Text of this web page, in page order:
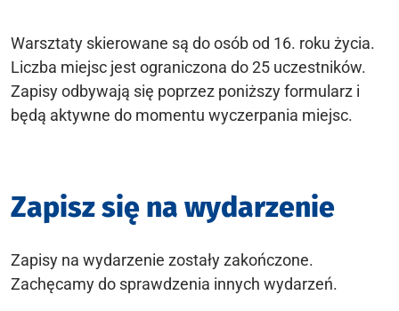
Warsztaty skierowane są do osób od 16. roku życia.
Liczba miejsc jest ograniczona do 25 uczestników.
Zapisy odbywają się poprzez poniższy formularz i
będą aktywne do momentu wyczerpania miejsc.
Zapisz się na wydarzenie
Zapisy na wydarzenie zostały zakończone.
Zachęcamy do sprawdzenia innych wydarzeń.